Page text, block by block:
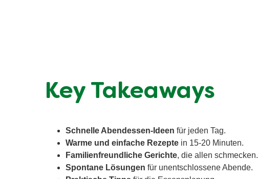
Key Takeaways
Schnelle Abendessen-Ideen für jeden Tag.
Warme und einfache Rezepte in 15-20 Minuten.
Familienfreundliche Gerichte, die allen schmecken.
Spontane Lösungen für unentschlossene Abende.